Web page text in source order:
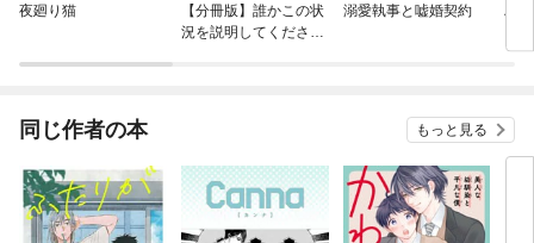
夜廻り猫
【分冊版】誰かこの状
況を説明してくださ
溺愛執事と嘘婚契約 ハ
同じ作者の本 もっと見る